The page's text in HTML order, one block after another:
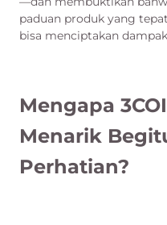
paduan produk yang
bisa menciptakan
Mengapa
Menarik
Perhatian?